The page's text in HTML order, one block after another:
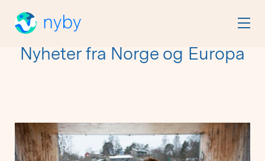
Nyheter fra Norge og Europa
av
209